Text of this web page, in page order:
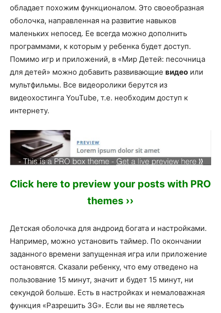
обладает похожим функционалом. Это своеобразная
оболочка, направленная на развитие навыков
маленьких непосед. Ее всегда можно дополнить
программами, к которым у ребенка будет доступ.
Помимо игр и приложений, в «Мир Детей: песочница
для детей» можно добавить развивающие видео или
мультфильмы. Все видеоролики берутся из
видеохостинга YouTube, т.е. необходим доступ к
интернету.
Click here to preview your posts with PRO
themes ››
Детская оболочка для андроид богата и настройками.
Например, можно установить таймер. По окончании
заданного времени запущенная игра или приложение
остановятся. Сказали ребенку, что ему отведено на
пользование 15 минут, значит и будет 15 минут, ни
секундой больше. Есть в настройках и немаловажная
функция «Разрешить 3G». Если вы не являетесь